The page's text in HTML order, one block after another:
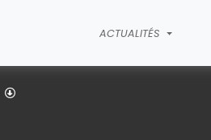
ACTUALITÉS